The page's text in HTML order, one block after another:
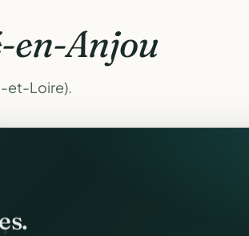
en-Anjou
et-Loire).